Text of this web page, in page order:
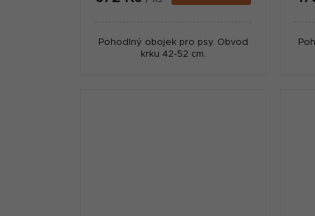
Pohodlný obojek pro psy. Obvod
krku 42-52 cm.